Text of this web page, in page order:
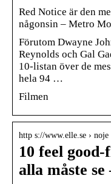
Red Notice är den
någonsin – Metro
Förutom Dwayne
Reynolds och Gal
10-listan över de
hela 94 …
Filmen
http s://www.elle.se › noje
10 feel
alla måste